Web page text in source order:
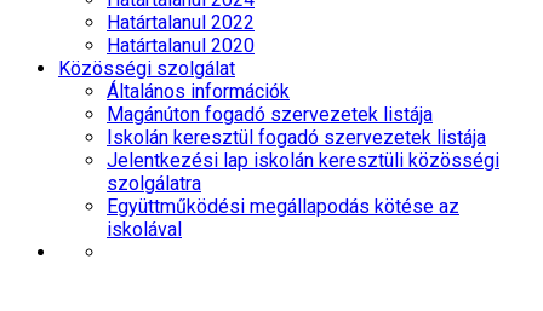
Határtalanul 2022
Határtalanul 2020
Közösségi szolgálat
Általános információk
Magánúton fogadó szervezetek listája
Iskolán keresztül fogadó szervezetek listája
Jelentkezési lap iskolán keresztüli közösségi
szolgálatra
Együttműködési megállapodás kötése az
iskolával